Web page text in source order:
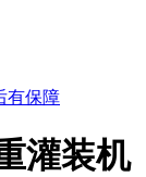
灌装机